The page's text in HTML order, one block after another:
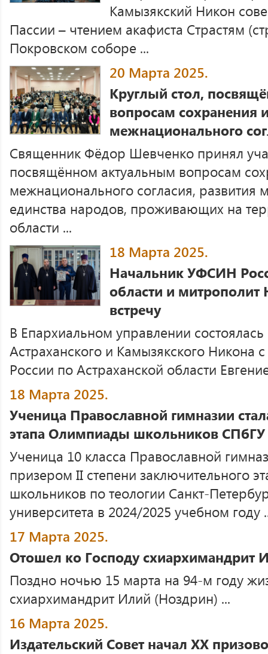
Камызякский Никон
Пассии – чтением акафиста Страстям
Покровском соборе ...
20 Марта 2025.
Круглый стол,
вопросам сохранения
межнационального
Священник Фёдор Шевченко принял
посвящённом актуальным вопросам
межнационального согласия, развития
единства народов, проживающих на
области ...
18 Марта 2025.
Начальник УФСИН
области и
встречу
В Епархиальном управлении
Астраханского и Камызякского
России по Астраханской области
18 Марта 2025.
Ученица Православной гимназии
этапа Олимпиады школьников СПбГУ
Ученица 10 класса Православной
призером II степени заключительного
школьников по теологии Санкт-
университета в 2024/2025 учебном году
17 Марта 2025.
Отошел ко Господу схиархимандрит
Поздно ночью 15 марта на 94-м году
схиархимандрит Илий (Ноздрин) ...
16 Марта 2025.
Издательский Cовет начал ХХ